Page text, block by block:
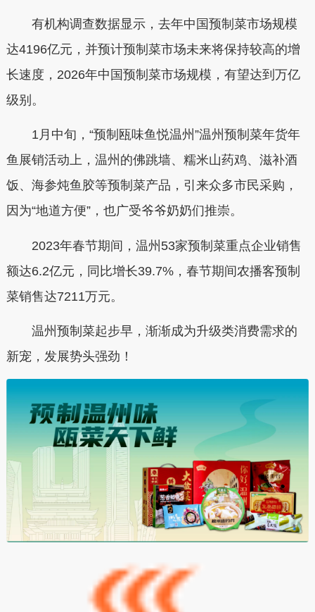
有机构调查数据显示，去年中国预制菜市场规模
达4196亿元，并预计预制菜市场未来将保持较高的增
长速度，2026年中国预制菜市场规模，有望达到万亿
级别。
1月中旬，“预制瓯味鱼悦温州”温州预制菜年货年
鱼展销活动上，温州的佛跳墙、糯米山药鸡、滋补酒
饭、海参炖鱼胶等预制菜产品，引来众多市民采购，
因为“地道方便”，也广受爷爷奶奶们推崇。
2023年春节期间，温州53家预制菜重点企业销售
额达6.2亿元，同比增长39.7%，春节期间农播客预制
菜销售达7211万元。
温州预制菜起步早，渐渐成为升级类消费需求的
新宠，发展势头强劲！